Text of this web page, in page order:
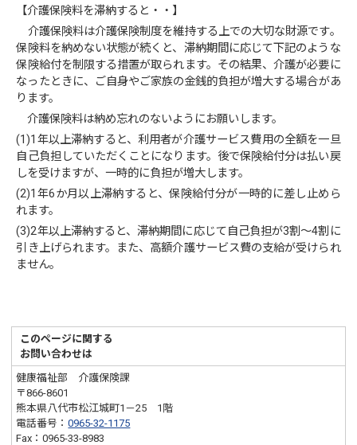
【介護保険料を滞納すると・・】
介護保険料は介護保険制度を維持する上での大切な財源です。
保険料を納めない状態が続くと、滞納期間に応じて下記のような
保険給付を制限する措置が取られます。その結果、介護が必要に
なったときに、ご自身やご家族の金銭的負担が増大する場合があ
ります。
介護保険料は納め忘れのないようにお願いします。
(1)1年以上滞納すると、利用者が介護サービス費用の全額を一旦
自己負担していただくことになります。後で保険給付分は払い戻
しを受けますが、一時的に負担が増大します。
(2)1年6か月以上滞納すると、保険給付分が一時的に差し止めら
れます。
(3)2年以上滞納すると、滞納期間に応じて自己負担が3割～4割に
引き上げられます。また、高額介護サービス費の支給が受けられ
ません。
このページに関する
お問い合わせは
健康福祉部 介護保険課
〒866-8601
熊本県八代市松江城町1－25 1階
電話番号：0965-32-1175
Fax：0965-33-8983